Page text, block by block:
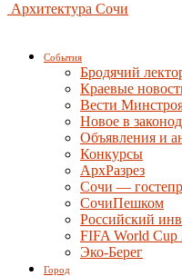
Архитектура Сочи
События
Бродячий
Краевые
Вести
Новое в
Объявления и
Конкурсы
АрхРазрез
Сочи —
СочиПешком
Российский
FIFA World Cup
Эко-Берег
Город